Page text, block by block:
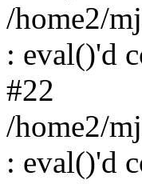
/home2/
: eval()'d
#22
/home2/
: eval()'d